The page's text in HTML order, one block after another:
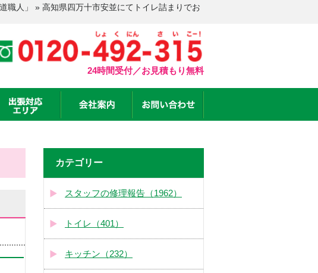
職人」 » 高知県四万十市安並にてトイレ詰まりでお
24時間受付／お見積もり無料
カテゴリー
スタッフの修理報告（1962）
トイレ（401）
キッチン（232）